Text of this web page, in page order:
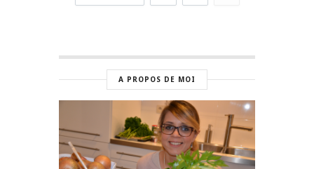
A PROPOS DE MOI